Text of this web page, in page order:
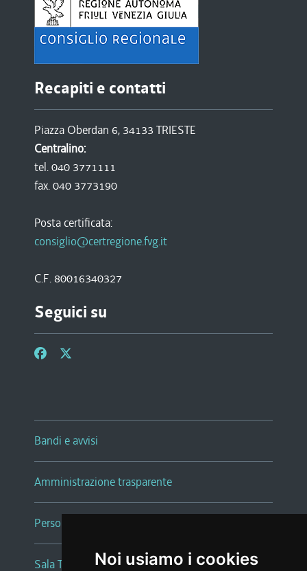
Noi usiamo i cookies
Recapiti e contatti
Piazza Oberdan 6, 34133 TRIESTE
Centralino:
tel. 040 3771111
fax. 040 3773190
Posta certificata:
consiglio@certregione.fvg.it
C.F. 80016340327
Seguici su
Bandi e avvisi
Amministrazione trasparente
Persone e Uffici
Sala Tiziano Tessitori